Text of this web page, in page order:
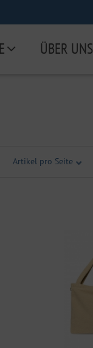
ÜBER UNS
Artikel pro Seite